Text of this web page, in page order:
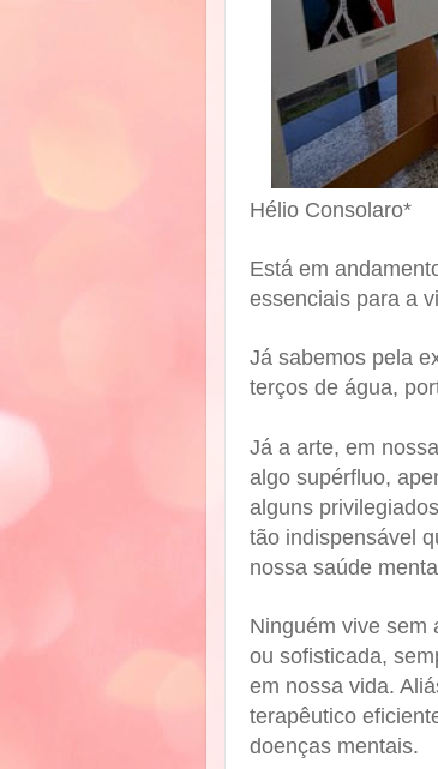
Hélio Consolaro*
Está em
essenciais para a
Já sabemos pela
terços de água,
Já a arte, em
algo supérfluo,
alguns
tão indispensável
nossa saúde
Ninguém vive sem
ou sofisticada,
em nossa vida.
terapêutico
doenças mentais.